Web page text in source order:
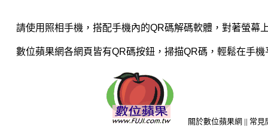
請使用照相手機，搭配手機內的QR碼解碼軟體，對著螢幕
數位蘋果網各網頁皆有QR碼按鈕，掃描QR碼，輕鬆在手
關於數位蘋果網 || 常見